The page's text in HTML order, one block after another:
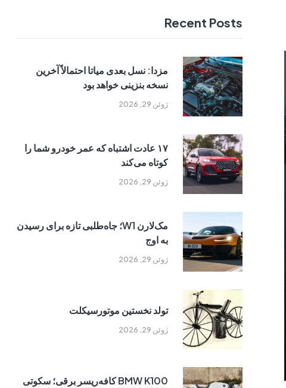
Recent Posts
ژوئن 29, 2026
مزدا: نسل بعدی میاتا احتمالاً آخرین
نسخه بنزینی خواهد بود
ژوئن 29, 2026
۱۷ عادت اشتباه که عمر خودرو شما را
کوتاه می‌کند
ژوئن 29, 2026
مک‌لارن W1؛ جاه‌طلبی تازه برای رسیدن
به اوج
ژوئن 29, 2026
تولد نخستین موتورسیکلت
BMW K100 کافه‌ریسر برقی؛ سکوتی